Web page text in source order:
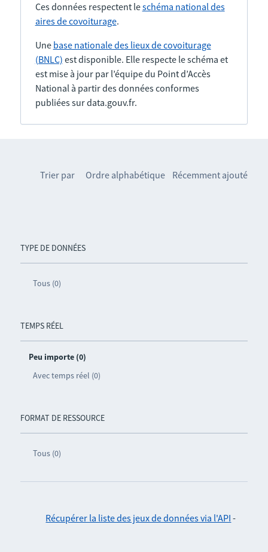
Ces données respectent leschéma national des
aires de covoiturage.
Une base nationale des lieux de covoiturage
(BNLC) est disponible. Elle respecte le schéma et
est mise à jour par l’équipe du Point d’Accès
National à partir des données conformes
publiées sur data.gouv.fr.
TYPE DE DONNÉES
Tous (0)
TEMPS RÉEL
Peu importe (0)
Avec temps réel (0)
FORMAT DE RESSOURCE
Tous (0)
Trier par Ordre alphabétique Récemment ajouté
Récupérer la liste des jeux de données via l'API -